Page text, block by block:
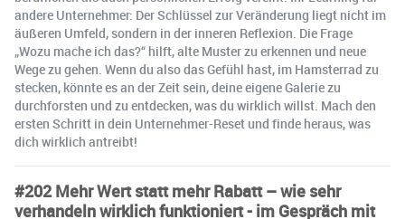
andere Unternehmer: Der Schlüssel zur Veränderung liegt nicht im
äußeren Umfeld, sondern in der inneren Reflexion. Die Frage
„Wozu mache ich das?“ hilft, alte Muster zu erkennen und neue
Wege zu gehen. Wenn du also das Gefühl hast, im Hamsterrad zu
stecken, könnte es an der Zeit sein, deine eigene Galerie zu
durchforsten und zu entdecken, was du wirklich willst. Mach den
ersten Schritt in dein Unternehmer-Reset und finde heraus, was
dich wirklich antreibt!
#202 Mehr Wert statt mehr Rabatt – wie sehr
verhandeln wirklich funktioniert - im Gespräch mit